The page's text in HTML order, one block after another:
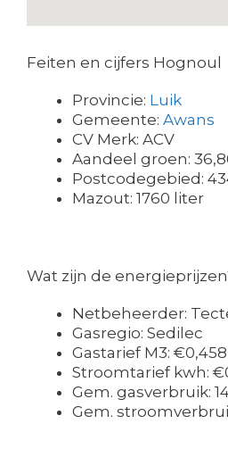
Feiten en cijfers Hognoul
Provincie: Luik
Gemeente: Awans
CV Merk: ACV
Aandeel groen:
Postcodegebied:
Mazout: 1760 liter
Wat zijn de
Netbeheerder:
Gasregio: Sedilec
Gastarief M3: €0,458
Stroomtarief kwh:
Gem. gasverbruik:
Gem.